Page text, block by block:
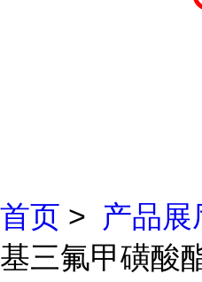
首页 > 产品展
基三氟甲磺酸